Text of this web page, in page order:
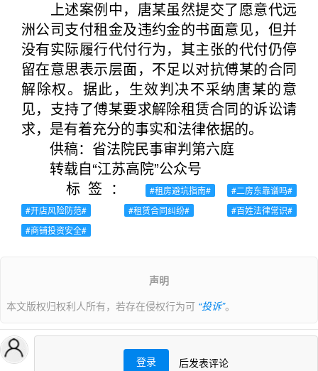
上述案例中，唐某虽然提交了愿意代远
洲公司支付租金及违约金的书面意见，但并
没有实际履行代付行为，其主张的代付仍停
留在意思表示层面，不足以对抗傅某的合同
解除权。据此，生效判决不采纳唐某的意
见，支持了傅某要求解除租赁合同的诉讼请
求，是有着充分的事实和法律依据的。
供稿：省法院民事审判第六庭
转载自“江苏高院”公众号
标签：
#租房避坑指南#
#二房东靠谱吗#
#开店风险防范#
#租赁合同纠纷#
#百姓法律常识#
#商铺投资安全#
声明
本文版权归权利人所有，若存在侵权行为可 “投诉”。
登录 后发表评论